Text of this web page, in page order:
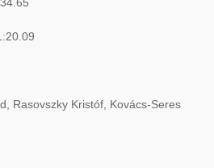
Rasovszky Kristóf, Kovács-Seres